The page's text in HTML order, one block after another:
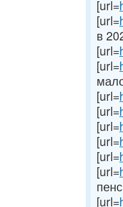
[url=
[url=
в
[url=
[url=
[url=
[url=
[url=
[url=
[url=
[url=
[url=